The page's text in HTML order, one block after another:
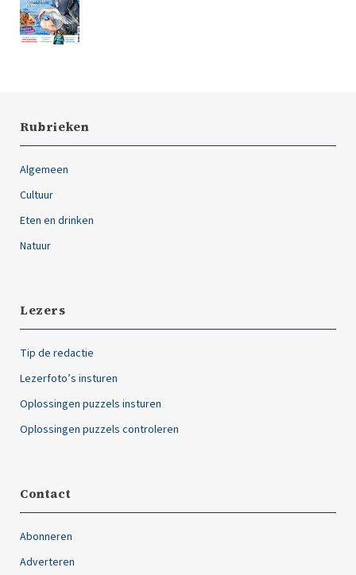
Rubrieken
Algemeen
Cultuur
Eten en drinken
Natuur
Lezers
Tip de redactie
Lezerfoto’s insturen
Oplossingen puzzels insturen
Oplossingen puzzels controleren
Contact
Abonneren
Adverteren